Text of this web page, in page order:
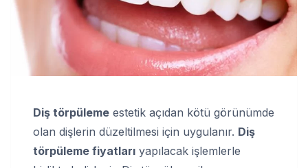
Diş törpüleme estetik açıdan kötü görünümde
olan dişlerin düzeltilmesi için uygulanır. Diş
törpüleme fiyatları yapılacak işlemlerle